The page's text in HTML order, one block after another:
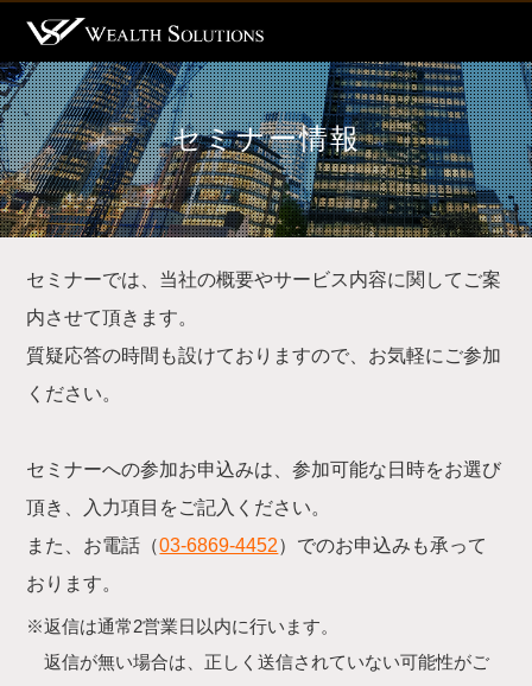
セミナー情報
セミナーでは、当社の概要やサービス内容に関してご案
内させて頂きます。
質疑応答の時間も設けておりますので、お気軽にご参加
ください。
セミナーへの参加お申込みは、参加可能な日時をお選び
頂き、入力項目をご記入ください。
また、お電話（03-6869-4452）でのお申込みも承って
おります。
※返信は通常2営業日以内に行います。
返信が無い場合は、正しく送信されていない可能性がご